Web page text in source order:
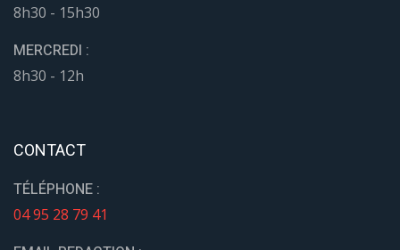
8h30 - 15h30
MERCREDI :
8h30 - 12h
CONTACT
TÉLÉPHONE :
04 95 28 79 41